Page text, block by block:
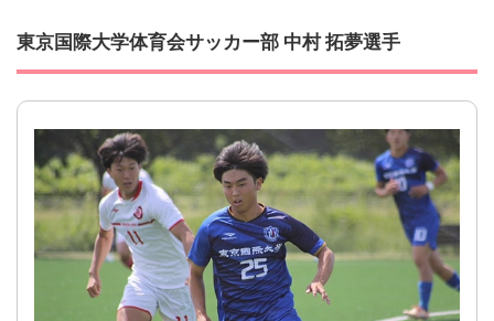
東京国際大学体育会サッカー部 中村 拓夢選手